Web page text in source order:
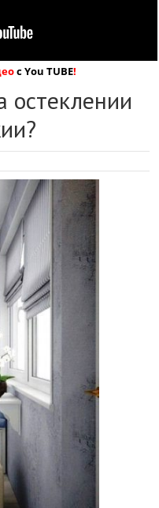
с You TUBE!
остеклении